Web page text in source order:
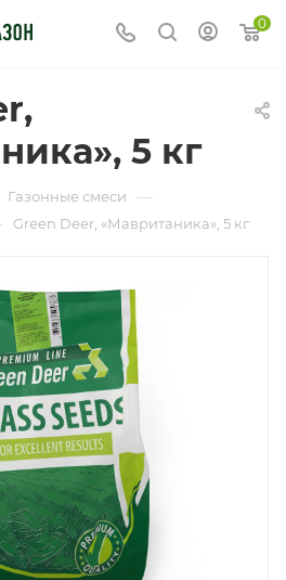
0
5 кг
Газонные смеси —
Green Deer, «Мавританика», 5 кг